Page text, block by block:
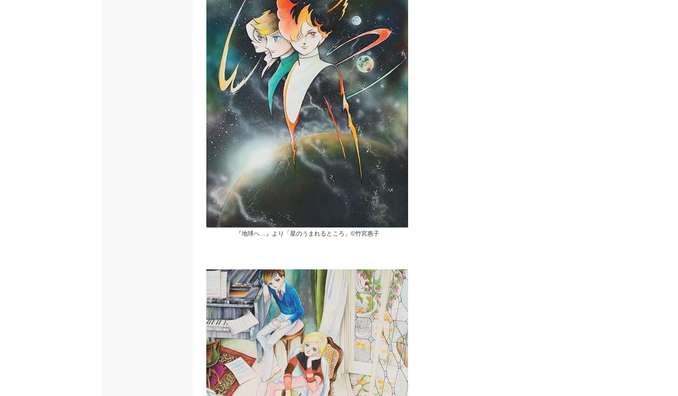
『地球へ…』より「星のうまれるところ」©竹宮惠子